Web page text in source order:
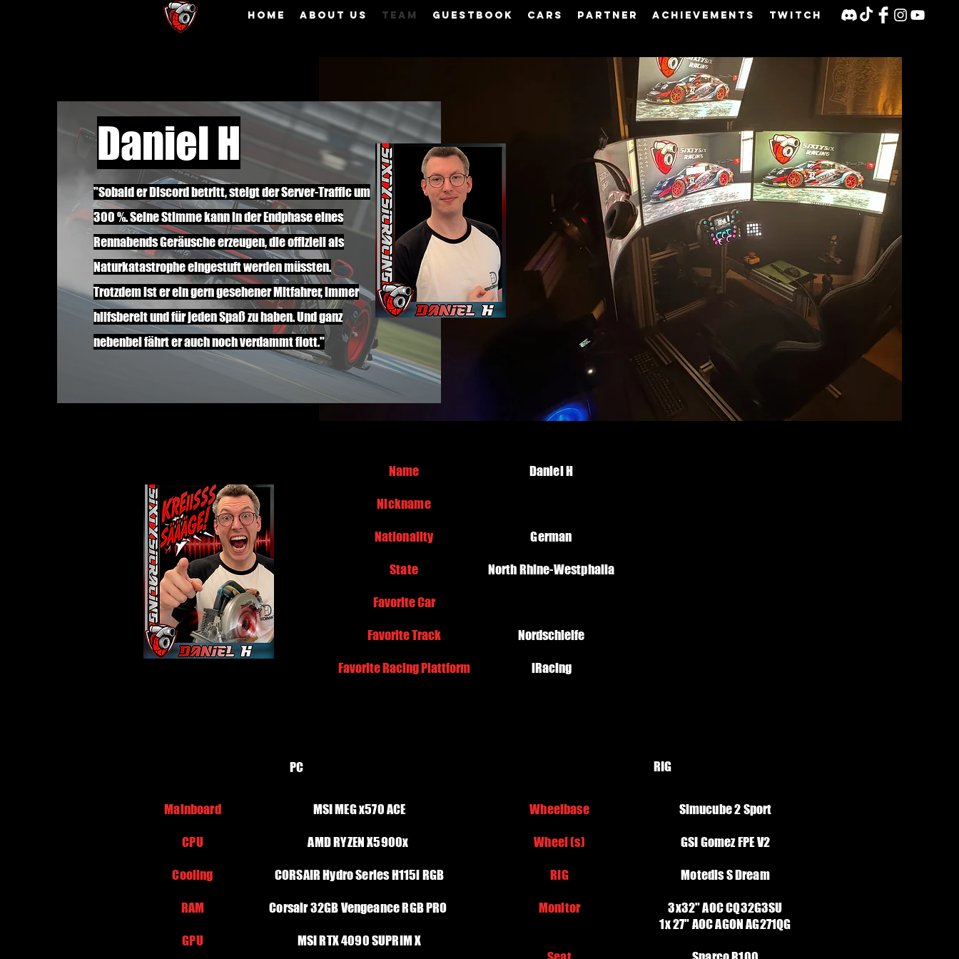
Home About us Team Guestbook Cars Partner Achievements Twitch
Daniel H
"Sobald er Discord betritt, steigt der Server-Traffic um
300 %. Seine Stimme kann in der Endphase eines
Rennabends Geräusche erzeugen, die offiziell als
Naturkatastrophe eingestuft werden müssten.
Trotzdem ist er ein gern gesehener Mitfahrer, immer
hilfsbereit und für jeden Spaß zu haben. Und ganz
nebenbei fährt er auch noch verdammt flott."
Name
Nickname
Nationality
State
Favorite Car
Favorite Track
Favorite Racing Plattform
Daniel H
German
North Rhine-Westphalia
Nordschleife
​iRacing
PC
Mainboard
CPU
Cooling
RAM
GPU
MSI MEG x570 ACE
AMD RYZEN X5900x
CORSAIR Hydro Series H115i RGB
Corsair 32GB Vengeance RGB PRO
MSI RTX 4090 SUPRIM X
RIG
Wheelbase
Wheel (s)
RIG
Monitor
Simucube 2 Sport
GSI Gomez FPE V2
Motedis S Dream
3x32" AOC CQ32G3SU
1x 27" AOC AGON AG271QG